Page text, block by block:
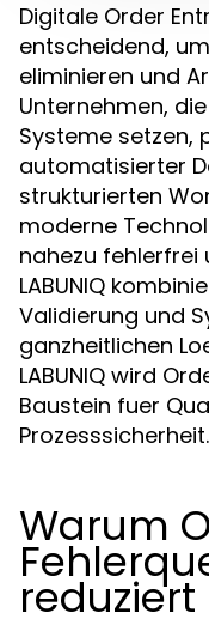
Digitale Order
entscheidend,
eliminieren und
Unternehmen,
Systeme setzen,
automatisierter
strukturierten
moderne
nahezu fehlerfrei
LABUNIQ
Validierung und
ganzheitlichen
LABUNIQ wird
Baustein fuer
Prozesssicherheit.
Warum
reduziert